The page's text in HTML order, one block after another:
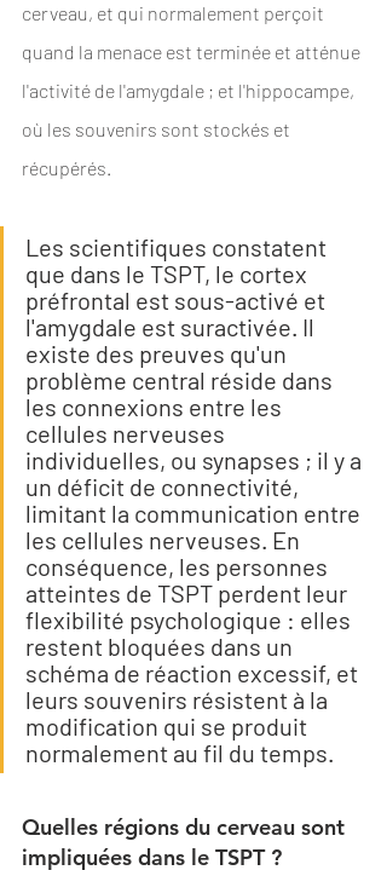
cerveau, et qui normalement perçoit
quand la menace est terminée et atténue
l'activité de l'amygdale ; et l'hippocampe,
où les souvenirs sont stockés et
récupérés.
Les scientifiques constatent
que dans le TSPT, le cortex
préfrontal est sous-activé et
l'amygdale est suractivée. Il
existe des preuves qu'un
problème central réside dans
les connexions entre les
cellules nerveuses
individuelles, ou synapses ; il y a
un déficit de connectivité,
limitant la communication entre
les cellules nerveuses. En
conséquence, les personnes
atteintes de TSPT perdent leur
flexibilité psychologique : elles
restent bloquées dans un
schéma de réaction excessif, et
leurs souvenirs résistent à la
modification qui se produit
normalement au fil du temps.
Quelles régions du cerveau sont
impliquées dans le TSPT ?